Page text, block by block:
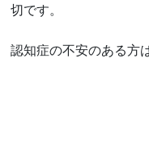
切です。
認知症の不安のある方